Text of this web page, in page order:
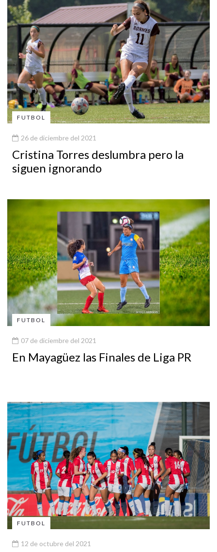
FUTBOL
26 de diciembre del 2021
Cristina Torres deslumbra pero la
siguen ignorando
FUTBOL
07 de diciembre del 2021
En Mayagüez las Finales de Liga PR
FUTBOL
12 de octubre del 2021